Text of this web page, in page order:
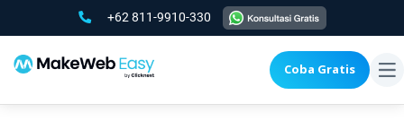
+62 811-9910-330
Coba Gratis